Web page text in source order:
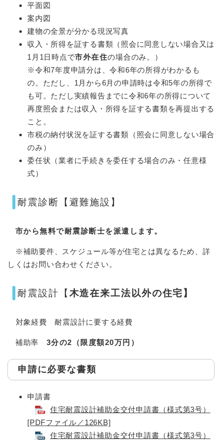
平面図
案内図
建物の全景が分かる現況写真
収入・所得を証する書類（照会に同意しない場合又は
1月1日時点で市外在住の場合のみ。）
※令和7年度申請分は、令和6年の所得がわかるも
の。ただし、1月から6月の申請時は令和5年の所得で
も可。ただし実績報告までに令和6年の所得について
再度照会または収入・所得を証する書類を再提出する
こと。
市税の納付状況を証する書類（照会に同意しない場合
のみ）
委任状（業者に手続きを委任する場合のみ・任意様
式）
耐震診断【避難施設】
市から無料で耐震診断士を派遣します。
※補助要件、スケジュール等が住宅とは異なるため、詳
しくはお問い合わせください。
耐震設計【 木造在来工法以外の住宅】
対象経費 耐震設計に要する経費
補助率 3分の2（限度額20万円）
申請に必要な書類
申請書
住宅耐震設計補助金交付申請書（様式第3号）
[PDFファイル／126KB]
住宅耐震設計補助金交付申請書（様式第3号）